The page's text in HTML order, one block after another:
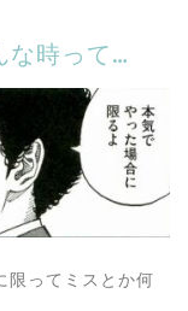
な時って…
ってミスとか何